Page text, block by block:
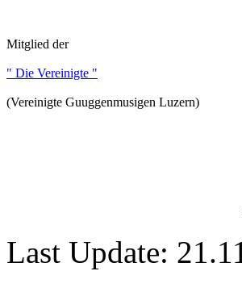
Mitglied der
" Die Vereinigte "
(Vereinigte Guuggenmusigen Luzern)
Last Update: